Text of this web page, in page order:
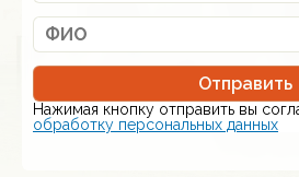
Отправить
Нажимая кнопку отправить вы
обработку персональных данных